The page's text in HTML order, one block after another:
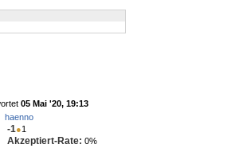
05 Mai '20, 19:13
haenno
-1●1
Akzeptiert-Rate: 0%